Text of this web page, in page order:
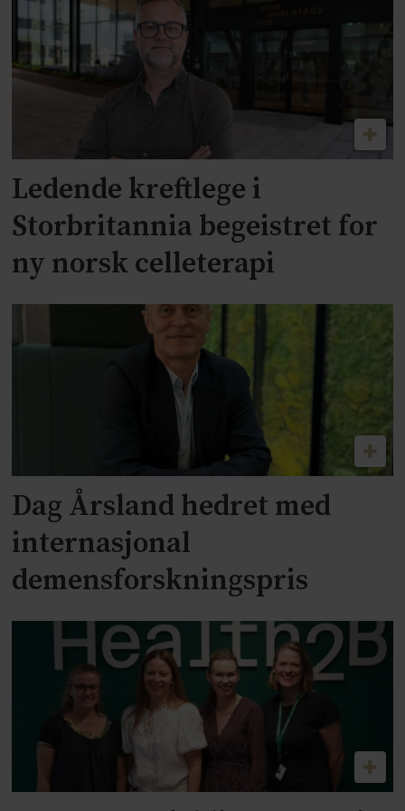
Ledende kreftlege i
Storbritannia begeistret for
ny norsk celleterapi
Dag Årsland hedret med
internasjonal
demensforskningspris